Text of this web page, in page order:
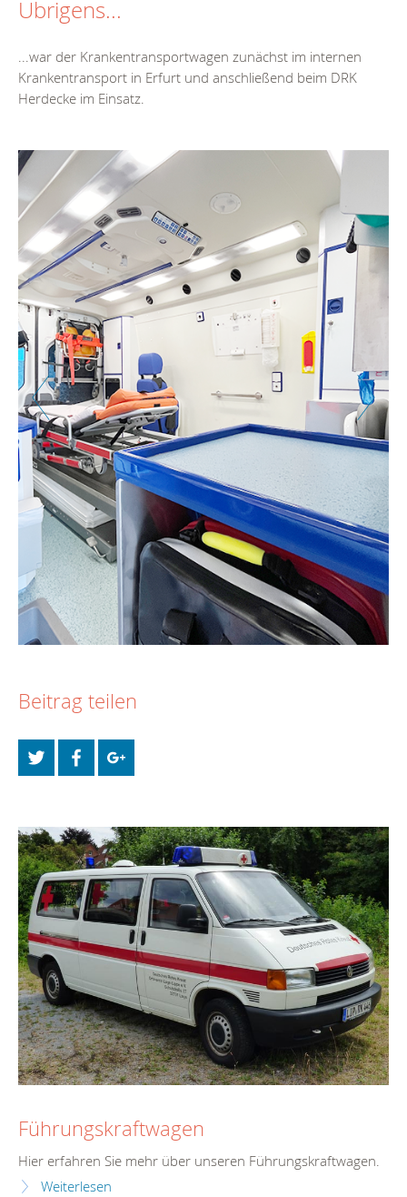
Übrigens...
...war der Krankentransportwagen zunächst im internen
Krankentransport in Erfurt und anschließend beim DRK
Herdecke im Einsatz.
Zurück Weiter
Beitrag teilen
Führungskraftwagen
Hier erfahren Sie mehr über unseren Führungskraftwagen.
Weiterlesen